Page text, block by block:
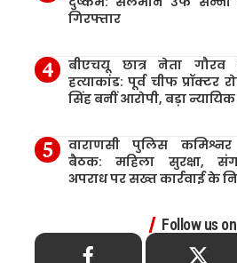
गिरफ्तार
बीएचयू छात्र नेता गौरव
हत्याकांड: पूर्व चीफ प्रॉक्टर
सिंह बनीं आरोपी, बड़ा
वाराणसी पुलिस
बैठक: महिला सुरक्षा,
अपराध पर सख्त कार्रवाई के
Follow us on